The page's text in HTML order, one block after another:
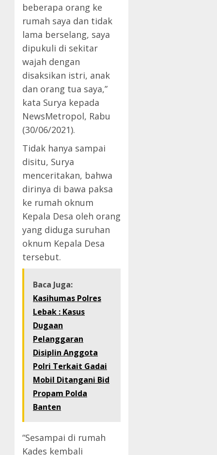
beberapa orang ke
rumah saya dan tidak
lama berselang, saya
dipukuli di sekitar
wajah dengan
disaksikan istri, anak
dan orang tua saya,”
kata Surya kepada
NewsMetropol, Rabu
(30/06/2021).
Tidak hanya sampai
disitu, Surya
menceritakan, bahwa
dirinya di bawa paksa
ke rumah oknum
Kepala Desa oleh orang
yang diduga suruhan
oknum Kepala Desa
tersebut.
Baca Juga:
Kasihumas Polres
Lebak : Kasus
Dugaan
Pelanggaran
Disiplin Anggota
Polri Terkait Gadai
Mobil Ditangani Bid
Propam Polda
Banten
“Sesampai di rumah
Kades kembali